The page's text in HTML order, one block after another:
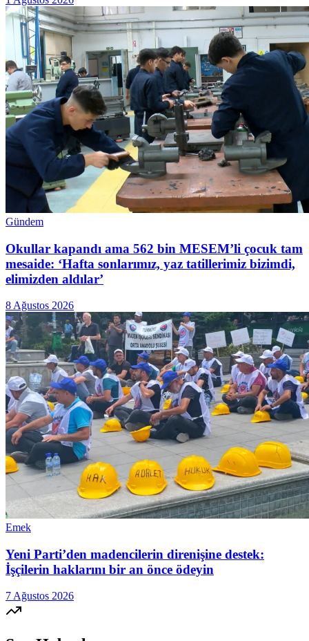
Gündem
Okullar kapandı ama 562 bin MESEM’li çocuk tam
mesaide: ‘Hafta sonlarımız, yaz tatillerimiz bizimdi,
elimizden aldılar’
8 Ağustos 2026
Emek
Yeni Parti’den madencilerin direnişine destek:
İşçilerin haklarını bir an önce ödeyin
7 Ağustos 2026